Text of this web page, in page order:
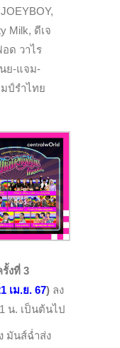
Milk, ดีเจ
อด วาไร
ย-แจม-
ป์รำไทย
งที่ 3
เม.ย. 67) ลง
น. เป็นต้นไป
มันส์ฉ่ำส่ง